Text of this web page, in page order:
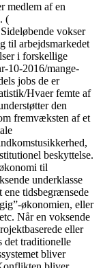
medlem af en
(
vokser
til arbejdsmarkedet
i forskellige
10-2016/mange-
jobs de er
Hvaer femte af
den
fremvæksten af et
beskyttelse.
til
underklasse
ene tidsbegrænsede
økonomien, eller
Når en voksende
eller
det traditionelle
bliver